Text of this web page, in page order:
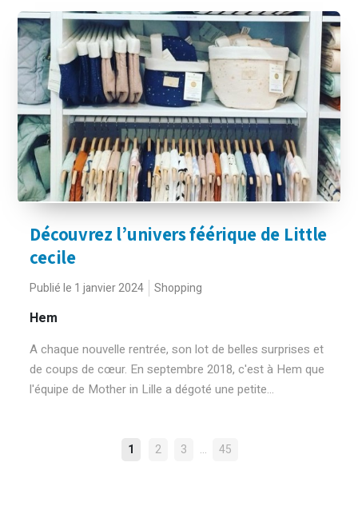
Découvrez l’univers féérique de Little
cecile
Publié le 1 janvier 2024 Shopping
Hem
A chaque nouvelle rentrée, son lot de belles surprises et
de coups de cœur. En septembre 2018, c'est à Hem que
l'équipe de Mother in Lille a dégoté une petite...
NAVIGATION
1 2 3 … 45